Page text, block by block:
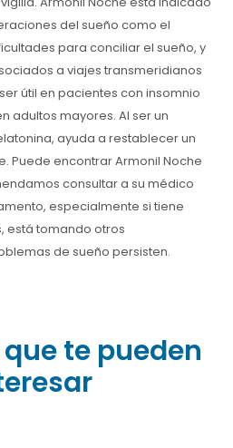
del sueño como el
para conciliar el sueño, y
a viajes transmeridianos
útil en pacientes con insomnio
adultos mayores. Al ser un
ayuda a restablecer un
Puede encontrar Armonil Noche
consultar a su médico
especialmente si tiene
está tomando otros
de sueño persisten.
te pueden